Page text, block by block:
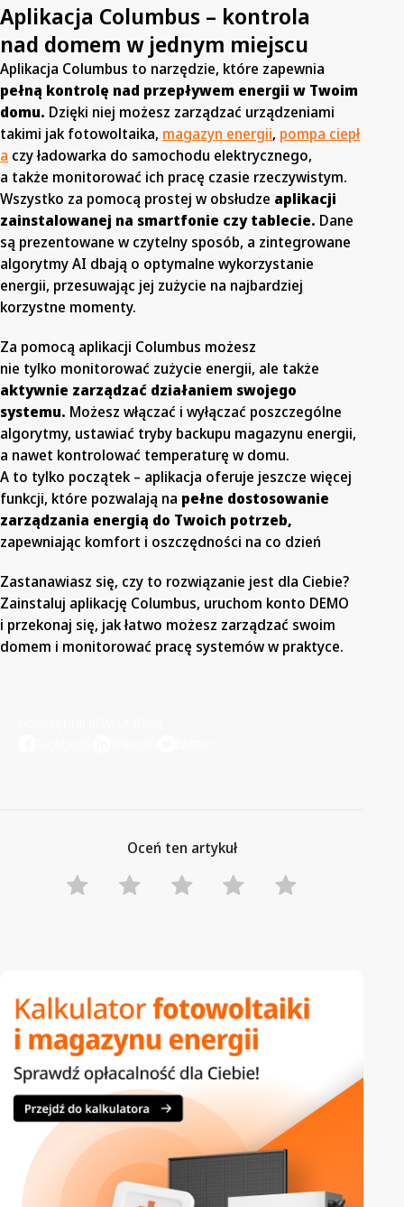
Aplikacja Columbus – kontrola
nad domem w jednym miejscu
Aplikacja Columbus to narzędzie, które zapewnia
pełną kontrolę nad przepływem energii w Twoim
domu. Dzięki niej możesz zarządzać urządzeniami
takimi jak fotowoltaika, magazyn energii, pompa ciepł
a czy ładowarka do samochodu elektrycznego,
a także monitorować ich pracę czasie rzeczywistym.
Wszystko za pomocą prostej w obsłudze aplikacji
zainstalowanej na smartfonie czy tablecie. Dane
są prezentowane w czytelny sposób, a zintegrowane
algorytmy AI dbają o optymalne wykorzystanie
energii, przesuwając jej zużycie na najbardziej
korzystne momenty.
Za pomocą aplikacji Columbus możesz
nie tylko monitorować zużycie energii, ale także
aktywnie zarządzać działaniem swojego
systemu. Możesz włączać i wyłączać poszczególne
algorytmy, ustawiać tryby backupu magazynu energii,
a nawet kontrolować temperaturę w domu.
A to tylko początek – aplikacja oferuje jeszcze więcej
funkcji, które pozwalają na pełne dostosowanie
zarządzania energią do Twoich potrzeb,
zapewniając komfort i oszczędności na co dzień
Zastanawiasz się, czy to rozwiązanie jest dla Ciebie?
Zainstaluj aplikację Columbus, uruchom konto DEMO
i przekonaj się, jak łatwo możesz zarządzać swoim
domem i monitorować pracę systemów w praktyce.
Oceń ten artykuł